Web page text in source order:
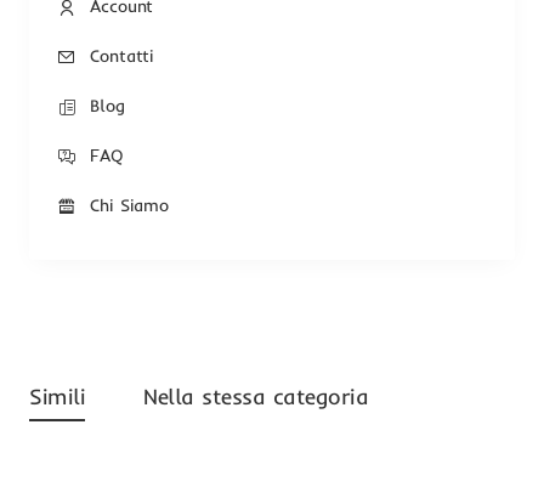
Account
Contatti
Blog
FAQ
Chi Siamo
Simili Nella stessa categoria